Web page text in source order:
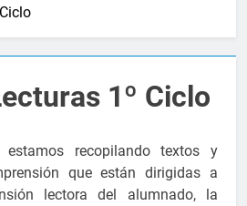
1º Ciclo
recopilando textos y
que están dirigidas a
lectora del alumnado, la